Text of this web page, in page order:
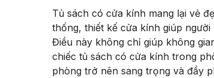
Tủ sách có cửa kính mang lại vẻ
thống, thiết kế cửa kính giúp
Điều này không chỉ giúp không
chiếc tủ sách có cửa kính trong
phòng trở nên sang trọng và đầy